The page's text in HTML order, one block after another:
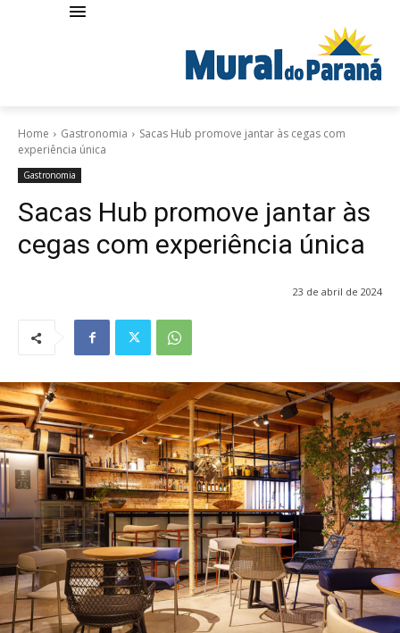
Home Gastronomia
Sacas Hub promove jantar às cegas com
experiência única
Gastronomia
Sacas Hub promove jantar às
cegas com experiência única
23 de abril de 2024